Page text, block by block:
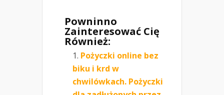
Powninno
Zainteresować Cię
Również:
Pożyczki online bez
biku i krd w
chwilówkach. Pożyczki